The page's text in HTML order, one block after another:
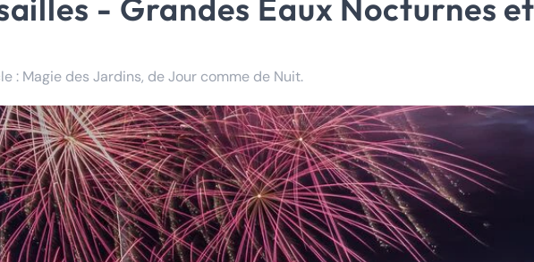
: Magie des Jardins, de Jour comme de Nuit.